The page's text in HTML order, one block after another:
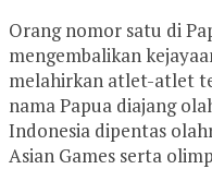
Orang nomor satu di
mengembalikan
melahirkan atlet-atlet
nama Papua diajang
Indonesia dipentas
Asian Games serta